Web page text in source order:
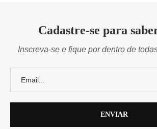
Cadastre-se para
Inscreva-se e fique por dentro de